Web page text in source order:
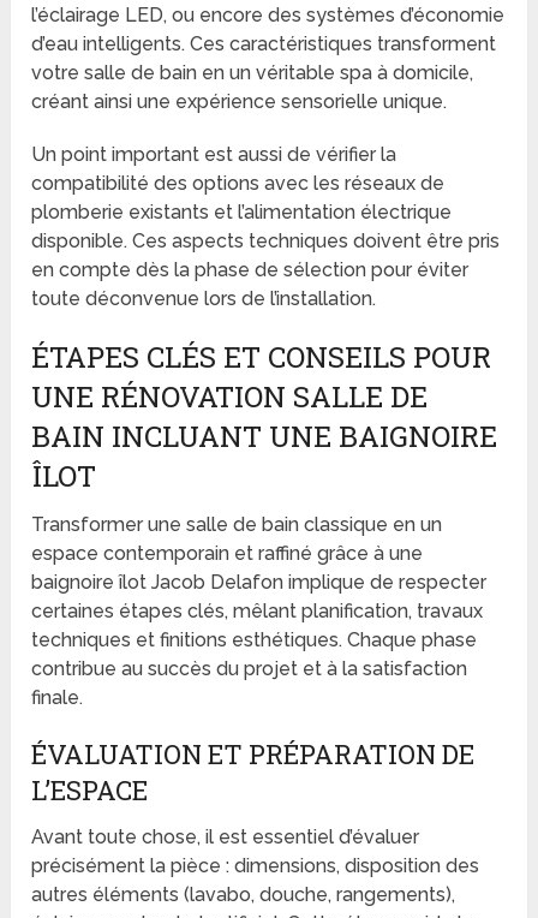
l’éclairage LED, ou encore des systèmes d’économie
d’eau intelligents. Ces caractéristiques transforment
votre salle de bain en un véritable spa à domicile,
créant ainsi une expérience sensorielle unique.
Un point important est aussi de vérifier la
compatibilité des options avec les réseaux de
plomberie existants et l’alimentation électrique
disponible. Ces aspects techniques doivent être pris
en compte dès la phase de sélection pour éviter
toute déconvenue lors de l’installation.
ÉTAPES CLÉS ET CONSEILS POUR
UNE RÉNOVATION SALLE DE
BAIN INCLUANT UNE BAIGNOIRE
ÎLOT
Transformer une salle de bain classique en un
espace contemporain et raffiné grâce à une
baignoire îlot Jacob Delafon implique de respecter
certaines étapes clés, mêlant planification, travaux
techniques et finitions esthétiques. Chaque phase
contribue au succès du projet et à la satisfaction
finale.
ÉVALUATION ET PRÉPARATION DE
L’ESPACE
Avant toute chose, il est essentiel d’évaluer
précisément la pièce : dimensions, disposition des
autres éléments (lavabo, douche, rangements),